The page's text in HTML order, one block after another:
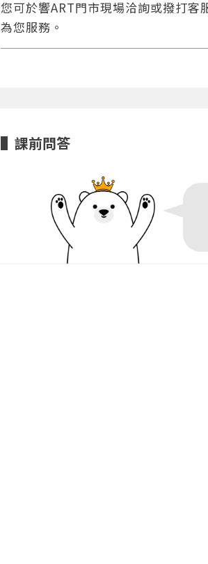
您可於響ART門市現場洽詢或撥打
為您服務。
課前問答